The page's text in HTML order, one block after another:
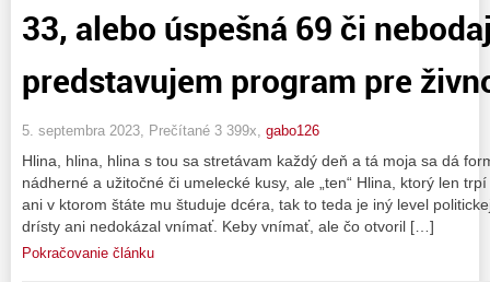
33, alebo úspešná 69 či
predstavujem program pre
5. septembra 2023, Prečítané 3 399x, gabo126
Hlina, hlina, hlina s tou sa stretávam každý deň a tá moja sa dá
nádherné a užitočné či umelecké kusy, ale „ten“ Hlina, ktorý len
ani v ktorom štáte mu študuje dcéra, tak to teda je iný level
drísty ani nedokázal vnímať. Keby vnímať, ale čo otvoril […]
Pokračovanie článku